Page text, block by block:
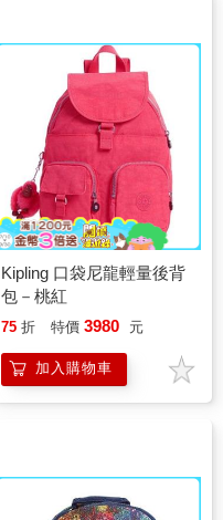
Kipling 口袋尼龍輕量後背
包－桃紅
75 折 特價 3980 元
加入購物車